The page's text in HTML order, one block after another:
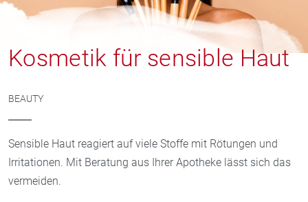
Kosmetik für sensible Haut
BEAUTY
Sensible Haut reagiert auf viele Stoffe mit Rötungen und
Irritationen. Mit Beratung aus Ihrer Apotheke lässt sich das
vermeiden.